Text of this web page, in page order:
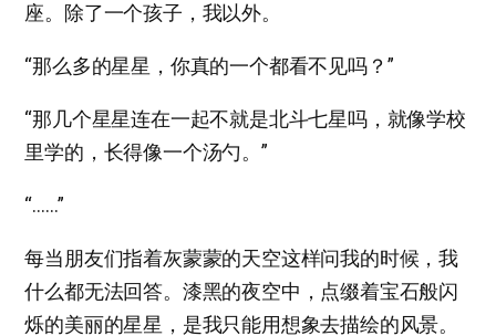
座。除了一个孩子，我以外。
“那么多的星星，你真的一个都看不见吗？”
“那几个星星连在一起不就是北斗七星吗，就像学校
里学的，长得像一个汤勺。”
“……”
每当朋友们指着灰蒙蒙的天空这样问我的时候，我
什么都无法回答。漆黑的夜空中，点缀着宝石般闪
烁的美丽的星星，是我只能用想象去描绘的风景。